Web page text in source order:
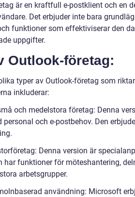
är en kraftfull e-postklient och en
Det erbjuder inte bara
funktioner som effektiviserar den
uppgifter.
Outlook-företag:
typer av Outlook-företag som
inkluderar:
och medelstora företag: Denna
personal och e-postbehov. Den
Denna version är
har funktioner för möteshantering,
arbetsgrupper.
användning: Microsoft